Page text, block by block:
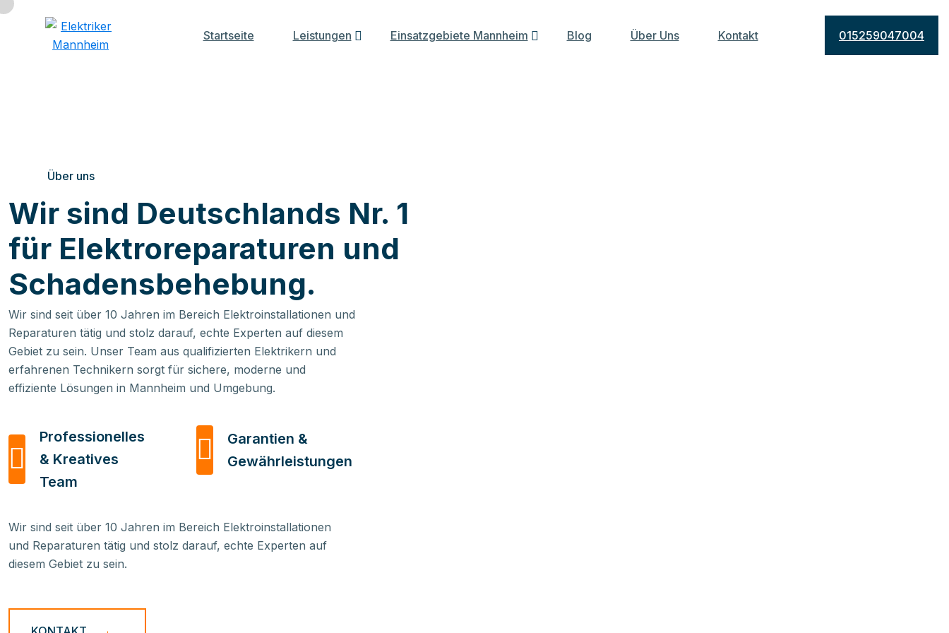
Startseite Leistungen Einsatzgebiete Mannheim Blog Über Uns Kontakt 015259047004
Über uns
Wir sind Deutschlands Nr. 1
für Elektroreparaturen und
Schadensbehebung.
Wir sind seit über 10 Jahren im Bereich Elektroinstallationen und
Reparaturen tätig und stolz darauf, echte Experten auf diesem
Gebiet zu sein. Unser Team aus qualifizierten Elektrikern und
erfahrenen Technikern sorgt für sichere, moderne und
effiziente Lösungen in Mannheim und Umgebung.
Professionelles
& Kreatives
Team
Garantien &
Gewährleistungen
Wir sind seit über 10 Jahren im Bereich Elektroinstallationen
und Reparaturen tätig und stolz darauf, echte Experten auf
diesem Gebiet zu sein.